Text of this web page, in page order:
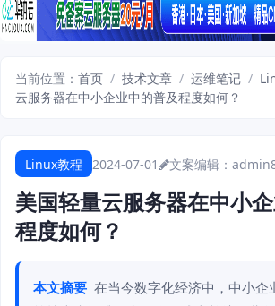
当前位置： 首页 / 技术文章 / 运维笔记 /
云服务器在中小企业中的普及程度如何？
Linux教程 2024-07-01 文案编辑：admin
美国轻量云服务器在中小
程度如何？
本文摘要 在当今数字化经济中，中小企